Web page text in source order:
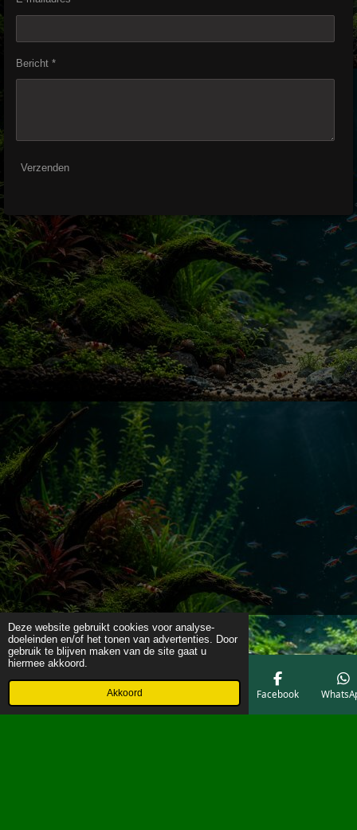
Deze website gebruikt cookies voor analyse-
doeleinden en/of het tonen van advertenties. Door
gebruik te blijven maken van de site gaat u
hiermee akkoord.
Akkoord
Bericht *
Verzenden
Telefoonnummer Facebook